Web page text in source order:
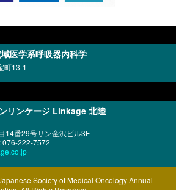
医学系呼吸器内科学
町13-1
リンケージ Linkage 北陸
14番29号サン金沢ビル3F
076-222-7572
Society of Medical Oncology Annual